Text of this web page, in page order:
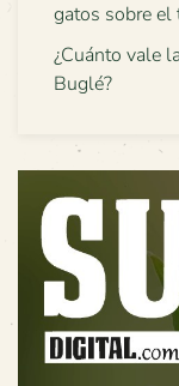
gatos sobre el
¿Cuánto vale
Buglé?